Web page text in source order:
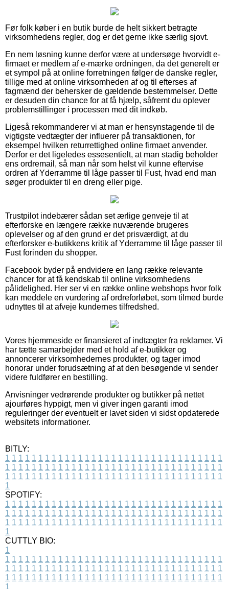
Før folk køber i en butik burde de helt sikkert betragte
virksomhedens regler, dog er det gerne ikke særlig sjovt.
En nem løsning kunne derfor være at undersøge hvorvidt e-
firmaet er medlem af e-mærke ordningen, da det generelt er
et sympol på at online forretningen følger de danske regler,
tillige med at online virksomheden af og til efterses af
fagmænd der behersker de gældende bestemmelser. Dette
er desuden din chance for at få hjælp, såfremt du oplever
problemstillinger i processen med dit indkøb.
Ligeså rekommanderer vi at man er hensynstagende til de
vigtigste vedtægter der influerer på transaktionen, for
eksempel hvilken returrettighed online firmaet anvender.
Derfor er det ligeledes essesentielt, at man stadig beholder
ens ordremail, så man når som helst vil kunne eftervise
ordren af Yderramme til låge passer til Fust, hvad end man
søger produkter til en dreng eller pige.
Trustpilot indebærer sådan set ærlige genveje til at
efterforske en længere række nuværende brugeres
oplevelser og af den grund er det prisværdigt, at du
efterforsker e-butikkens kritik af Yderramme til låge passer til
Fust forinden du shopper.
Facebook byder på endvidere en lang række relevante
chancer for at få kendskab til online virksomhedens
pålidelighed. Her ser vi en række online webshops hvor folk
kan meddele en vurdering af ordreforløbet, som tilmed burde
udnyttes til at afveje kundernes tilfredshed.
Vores hjemmeside er finansieret af indtægter fra reklamer. Vi
har tætte samarbejder med et hold af e-butikker og
annoncerer virksomhedernes produkter, og tager imod
honorar under forudsætning af at den besøgende vi sender
videre fuldfører en bestilling.
Anvisninger vedrørende produkter og butikker på nettet
ajourføres hyppigt, men vi giver ingen garanti imod
reguleringer der eventuelt er lavet siden vi sidst opdaterede
websitets informationer.
BITLY:
1 1 1 1 1 1 1 1 1 1 1 1 1 1 1 1 1 1 1 1 1 1 1 1 1 1 1 1 1 1 1 1 1
1 1 1 1 1 1 1 1 1 1 1 1 1 1 1 1 1 1 1 1 1 1 1 1 1 1 1 1 1 1 1 1 1
1 1 1 1 1 1 1 1 1 1 1 1 1 1 1 1 1 1 1 1 1 1 1 1 1 1 1 1 1 1 1 1 1
1
SPOTIFY:
1 1 1 1 1 1 1 1 1 1 1 1 1 1 1 1 1 1 1 1 1 1 1 1 1 1 1 1 1 1 1 1 1
1 1 1 1 1 1 1 1 1 1 1 1 1 1 1 1 1 1 1 1 1 1 1 1 1 1 1 1 1 1 1 1 1
1 1 1 1 1 1 1 1 1 1 1 1 1 1 1 1 1 1 1 1 1 1 1 1 1 1 1 1 1 1 1 1 1
1
CUTTLY BIO:
1
1 1 1 1 1 1 1 1 1 1 1 1 1 1 1 1 1 1 1 1 1 1 1 1 1 1 1 1 1 1 1 1 1
1 1 1 1 1 1 1 1 1 1 1 1 1 1 1 1 1 1 1 1 1 1 1 1 1 1 1 1 1 1 1 1 1
1 1 1 1 1 1 1 1 1 1 1 1 1 1 1 1 1 1 1 1 1 1 1 1 1 1 1 1 1 1 1 1 1
1